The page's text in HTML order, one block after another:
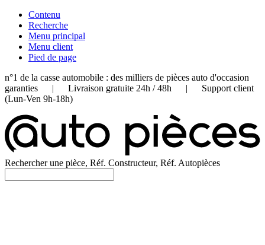
Contenu
Recherche
Menu principal
Menu client
Pied de page
n°1 de la casse automobile : des milliers de pièces auto d'occasion
garanties | Livraison gratuite 24h / 48h | Support client
(Lun-Ven 9h-18h)
Rechercher une pièce, Réf. Constructeur, Réf. Autopièces